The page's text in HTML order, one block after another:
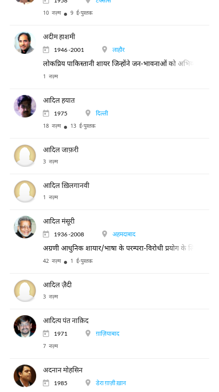
10 नज़्म 9 ई-पुस्तक
अदीम हाशमी
1946 -2001 लाहौर
लोकप्रिय पाकिस्तानी शायर जिन्होंने जन-भावनाओं को अभिव्यक्ति दी।
1 नज़्म
आदिल हयात
1975 दिल्ली
18 नज़्म 13 ई-पुस्तक
आदिल जाफ़री
3 नज़्म
आदिल ख़िलगानवी
1 नज़्म
आदिल मंसूरी
1936 -2008 अहमदाबाद
अग्रणी आधुनिक शायार/भाषा के परम्परा-विरोधी प्रयोग के लिए
42 नज़्म 1 ई-पुस्तक
आदिल ज़ैदी
3 नज़्म
आदित्य पंत नाक़िद
1971 ग़ाज़ियाबाद
7 नज़्म
अदनान मोहसिन
1985 डेरा ग़ाज़ी ख़ान